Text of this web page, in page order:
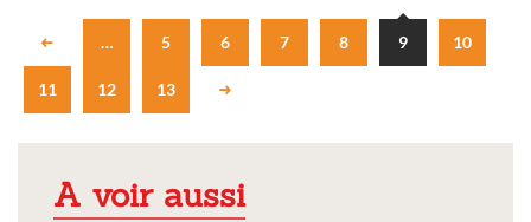
… 5 6 7 8 9 10
11 12 13
A voir aussi